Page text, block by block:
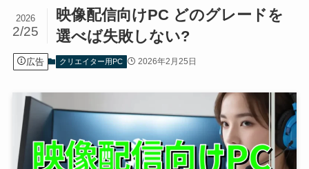
映像配信向けPC どのグレードを
選べば失敗しない?
2026
2/25
広告 クリエイター用PC 2026年2月25日